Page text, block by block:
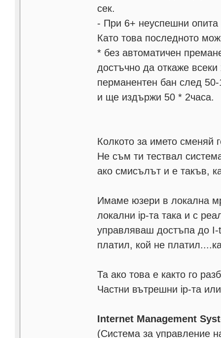
сек.
- При 6+ неуспешни опита
Като това последното
* без автоматичен
достъчно да откаже
перманентен бан след
и ще издържи 50 * 2часа.
Колкото за името сменяй
Не съм ти тествал
ако смисълът и е такъв,
Имаме юзери в локална
локални ip-та така и с
управляваш достъпа до I-
платил, кой не
Та ако това е както го
Частни вътрешни ip-та
Internet Management
(Система за управление